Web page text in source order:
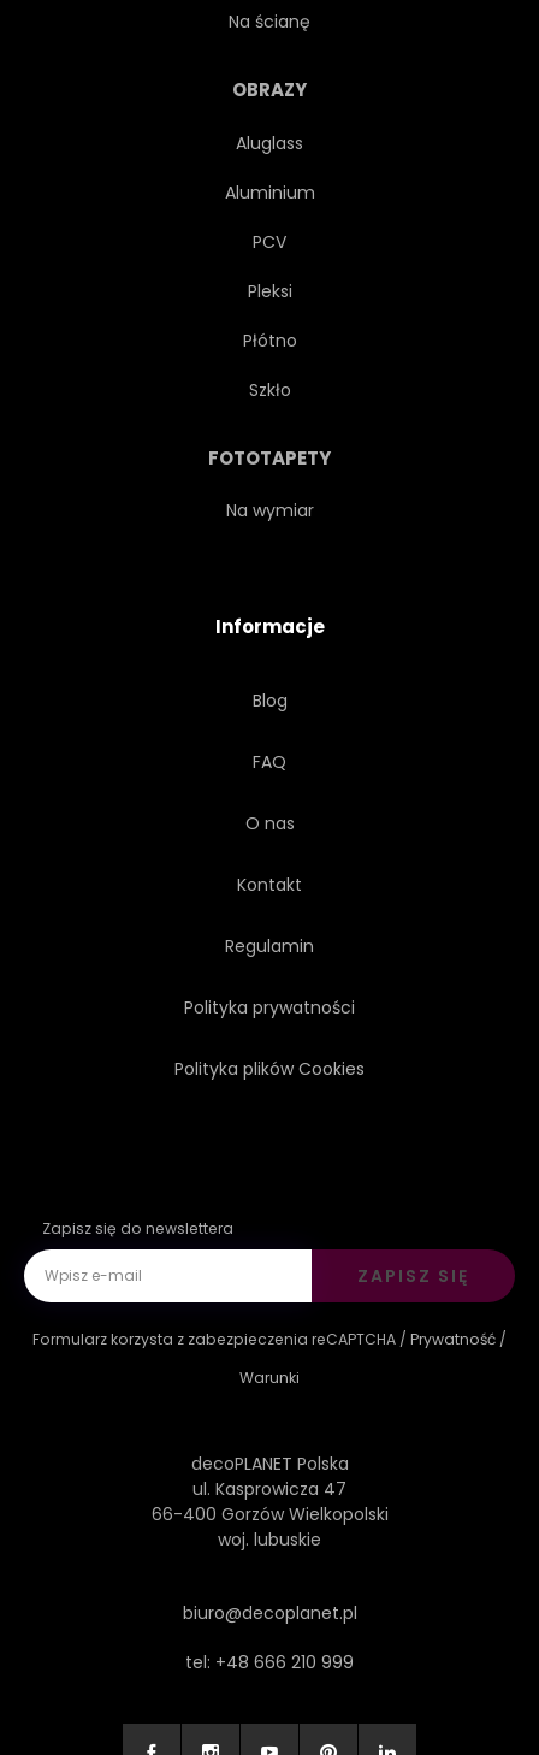
Na ścianę
OBRAZY
Aluglass
Aluminium
PCV
Pleksi
Płótno
Szkło
FOTOTAPETY
Na wymiar
Informacje
Blog
FAQ
O nas
Kontakt
Regulamin
Polityka prywatności
Polityka plików Cookies
Zapisz się do newslettera
ZAPISZ SIĘ
Formularz korzysta z zabezpieczenia reCAPTCHA / Prywatność /
Warunki
decoPLANET Polska
ul. Kasprowicza 47
66-400 Gorzów Wielkopolski
woj. lubuskie
biuro@decoplanet.pl
tel: +48 666 210 999